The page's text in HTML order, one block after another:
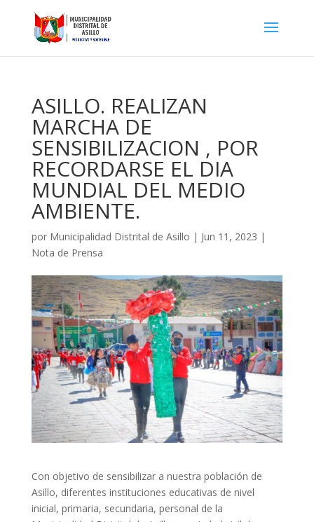
ASILLO. REALIZAN
MARCHA DE
SENSIBILIZACION , POR
RECORDARSE EL DIA
MUNDIAL DEL MEDIO
AMBIENTE.
por Municipalidad Distrital de Asillo | Jun 11, 2023 |
Nota de Prensa
Con objetivo de sensibilizar a nuestra población de
Asillo, diferentes instituciones educativas de nivel
inicial, primaria, secundaria, personal de la